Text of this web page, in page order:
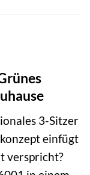
3-Sitzer
einfügt
verspricht?